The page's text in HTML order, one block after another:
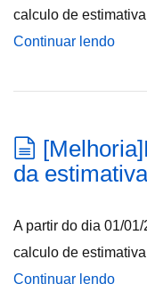
calculo de
Continuar lendo
da
A partir do dia 01/
calculo de
Continuar lendo